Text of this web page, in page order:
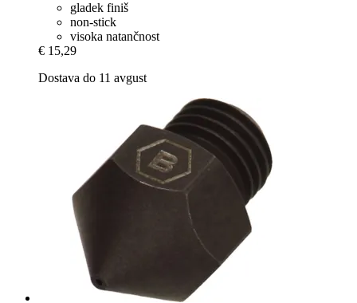
gladek finiš
non-stick
visoka natančnost
€ 15,29
Dostava do 11 avgust